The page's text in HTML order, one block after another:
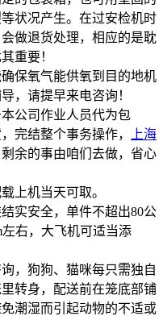
状况产生。在过安检机时
做退货处理，相应的是耽
重要！
保氧气能供氧到目的地机
，请提早来电咨询！
公司作业人员代为包
完结整个事务操作，
上海
余的事由咱们去做，省心
上机当天可取。
实安全，单件不超出80公
左右，大飞机可适当添
，狗狗、猫咪每只需独自
转身，配送前在笼底部铺
潮湿而引起动物的不适或